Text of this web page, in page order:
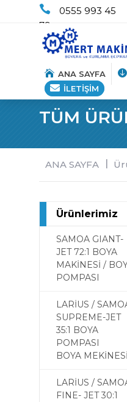
0555 993 45
79
ANA SAYFA
İLETİŞİM
TÜM
ANA SAYFA
Ürünlerimiz
SAMOA GIANT-
JET 72:1 BOYA
MAKİNESİ /
POMPASI
LARİUS /
SUPREME-JET
35:1 BOYA
POMPASI
BOYA MEKİNESİ
LARİUS /
FINE- JET 30:1